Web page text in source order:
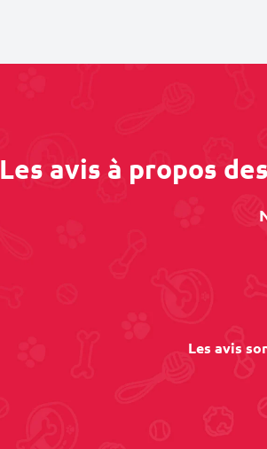
Les avis à propos
Les avis